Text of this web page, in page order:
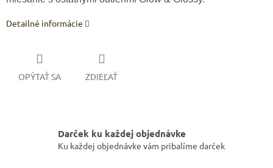
Detailné informácie
OPÝTAŤ SA ZDIEĽAŤ
Darček ku každej objednávke
Ku každej objednávke vám pribalíme darček